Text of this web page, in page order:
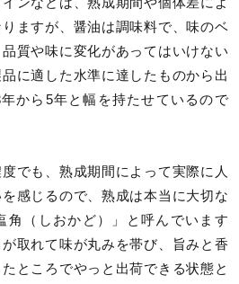
ますが、醤油は調味料で、味のベ
質や味に変化があってはいけない
に適した水準に達したものから出
から5年と幅を持たせているので
でも、熟成期間によって実際に人
感じるので、熟成は本当に大切な
角（しおかど）」と呼んでいます
取れて味が丸みを帯び、旨みと香
ところでやっと出荷できる状態と